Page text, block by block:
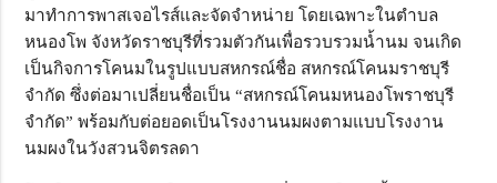
มาทำการพาสเจอไรส์และจัดจำหน่าย โดยเฉพาะในตำบล
หนองโพ จังหวัดราชบุรีที่รวมตัวกันเพื่อรวบรวมน้ำนม จนเกิด
เป็นกิจการโคนมในรูปแบบสหกรณ์ชื่อ สหกรณ์โคนมราชบุรี
จำกัด ซึ่งต่อมาเปลี่ยนชื่อเป็น “สหกรณ์โคนมหนองโพราชบุรี
จำกัด” พร้อมกับต่อยอดเป็นโรงงานนมผงตามแบบโรงงาน
นมผงในวังสวนจิตรลดา